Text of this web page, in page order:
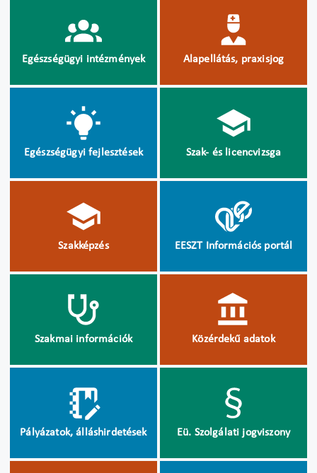
Egészségügyi intézmények Alapellátás, praxisjog
Egészségügyi fejlesztések Szak- és licencvizsga
Szakképzés EESZT Információs portál
Szakmai információk Közérdekű adatok
Pályázatok, álláshirdetések Eü. Szolgálati jogviszony